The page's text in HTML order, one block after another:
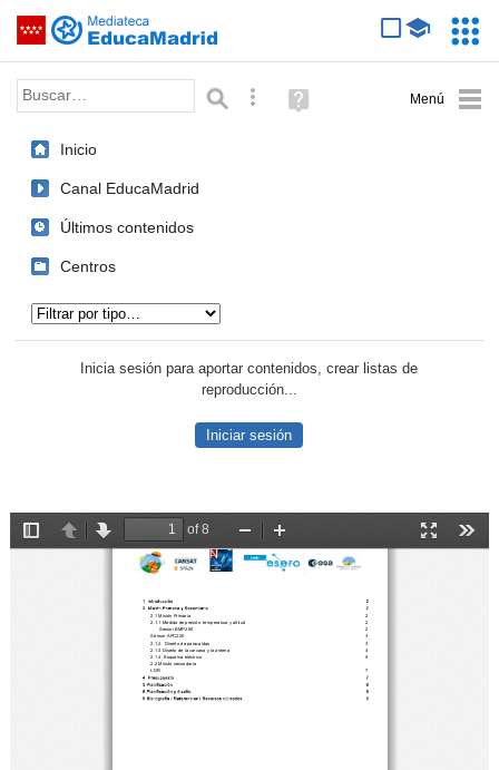
Saltar navegación
Palabra o frase: Búsqueda avanzada
Ayuda
(en
Inicio
Canal EducaMadrid
Últimos contenidos
Centros
Inicia sesión para aportar contenidos, crear listas de
reproducción...
Iniciar sesión